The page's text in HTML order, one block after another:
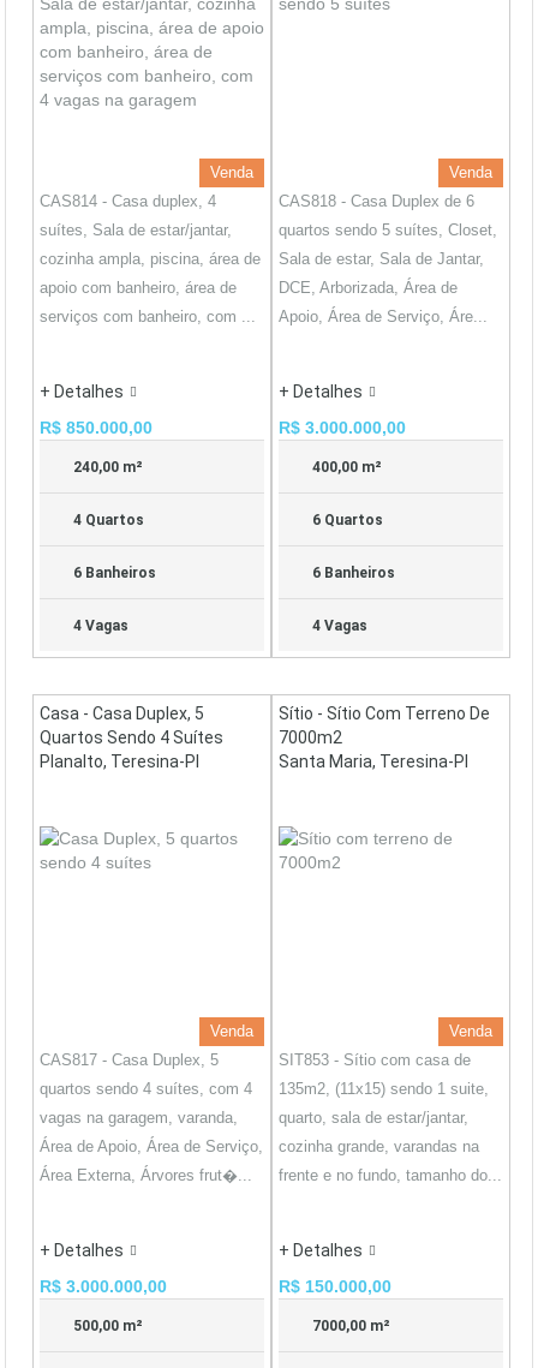
Venda
CAS814 - Casa duplex, 4
suítes, Sala de estar/jantar,
cozinha ampla, piscina, área de
apoio com banheiro, área de
serviços com banheiro, com ...
+ Detalhes
R$ 850.000,00
240,00 m²
4 Quartos
6 Banheiros
4 Vagas
Venda
CAS818 - Casa Duplex de 6
quartos sendo 5 suítes, Closet,
Sala de estar, Sala de Jantar,
DCE, Arborizada, Área de
Apoio, Área de Serviço, Áre...
+ Detalhes
R$ 3.000.000,00
400,00 m²
6 Quartos
6 Banheiros
4 Vagas
Casa - Casa Duplex, 5
Quartos Sendo 4 Suítes
Planalto, Teresina-PI
Venda
CAS817 - Casa Duplex, 5
quartos sendo 4 suítes, com 4
vagas na garagem, varanda,
Área de Apoio, Área de Serviço,
Área Externa, Árvores frut�...
+ Detalhes
R$ 3.000.000,00
500,00 m²
Sítio - Sítio Com Terreno De
7000m2
Santa Maria, Teresina-PI
Venda
SIT853 - Sítio com casa de
135m2, (11x15) sendo 1 suite,
quarto, sala de estar/jantar,
cozinha grande, varandas na
frente e no fundo, tamanho do...
+ Detalhes
R$ 150.000,00
7000,00 m²